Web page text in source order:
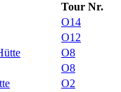
Tour Nr.
O14
O12
O8
O8
O2